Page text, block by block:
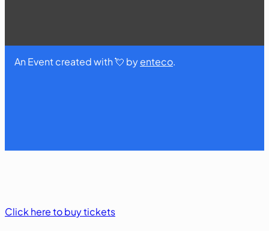
An Event created with 💘 byenteco.
Click here to buy tickets